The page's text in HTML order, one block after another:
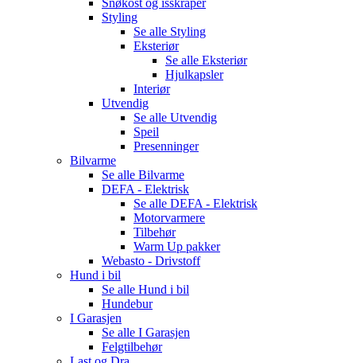
Styling
Se alle Styling
Eksteriør
Se alle Eksteriør
Hjulkapsler
Interiør
Utvendig
Se alle Utvendig
Speil
Presenninger
Bilvarme
Se alle Bilvarme
DEFA - Elektrisk
Se alle DEFA - Elektrisk
Motorvarmere
Tilbehør
Warm Up pakker
Webasto - Drivstoff
Hund i bil
Se alle Hund i bil
Hundebur
I Garasjen
Se alle I Garasjen
Felgtilbehør